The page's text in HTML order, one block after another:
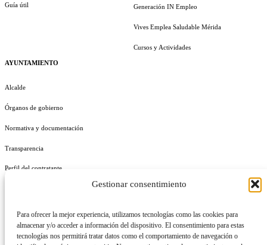
Gestionar consentimiento
Para ofrecer la mejor experiencia, utilizamos tecnologías como las cookies para
almacenar y/o acceder a información del dispositivo. El consentimiento para estas
tecnologías nos permitirá tratar datos como el comportamiento de navegación o
Guía útil
AYUNTAMIENTO
Alcalde
Órganos de gobierno
Normativa y documentación
Transparencia
Perfil del contratante
Generación IN Empleo
Vives Emplea Saludable Mérida
Cursos y Actividades